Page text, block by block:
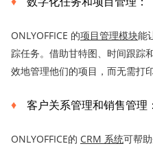
ONLYOFFICE 的项目管理模块能
踪任务。借助甘特图、时间跟踪
效地管理他们的项目，而无需打
客户关系管理和销售管理：
ONLYOFFICE的 CRM 系统可帮